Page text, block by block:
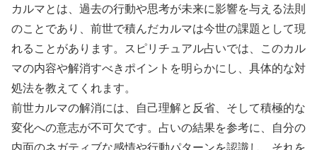
カルマとは、過去の行動や思考が未来に影響を与える法則
のことであり、前世で積んだカルマは今世の課題として現
れることがあります。スピリチュアル占いでは、このカル
マの内容や解消すべきポイントを明らかにし、具体的な対
処法を教えてくれます。
前世カルマの解消には、自己理解と反省、そして積極的な
変化への意志が不可欠です。占いの結果を参考に、自分の